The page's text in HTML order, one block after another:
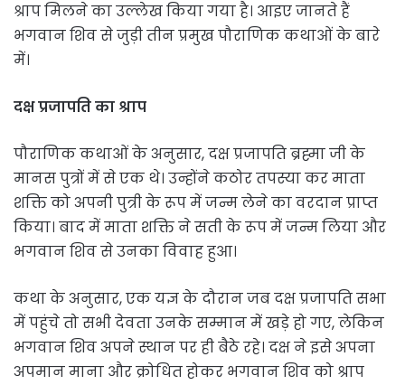
श्राप मिलने का उल्लेख किया गया है। आइए जानते हैं
भगवान शिव से जुड़ी तीन प्रमुख पौराणिक कथाओं के बारे
में।
दक्ष प्रजापति का श्राप
पौराणिक कथाओं के अनुसार, दक्ष प्रजापति ब्रह्मा जी के
मानस पुत्रों में से एक थे। उन्होंने कठोर तपस्या कर माता
शक्ति को अपनी पुत्री के रूप में जन्म लेने का वरदान प्राप्त
किया। बाद में माता शक्ति ने सती के रूप में जन्म लिया और
भगवान शिव से उनका विवाह हुआ।
कथा के अनुसार, एक यज्ञ के दौरान जब दक्ष प्रजापति सभा
में पहुंचे तो सभी देवता उनके सम्मान में खड़े हो गए, लेकिन
भगवान शिव अपने स्थान पर ही बैठे रहे। दक्ष ने इसे अपना
अपमान माना और क्रोधित होकर भगवान शिव को श्राप